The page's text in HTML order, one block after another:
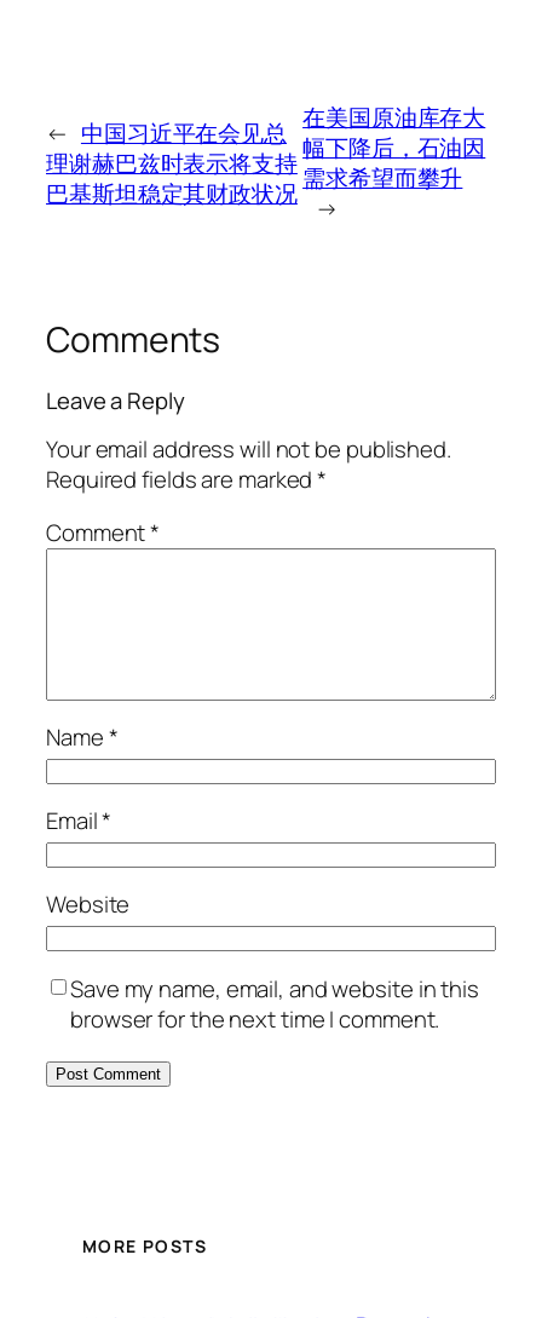
← 中国习近平在会见总
理谢赫巴兹时表示将支持
巴基斯坦稳定其财政状况
在美国原油库存大
幅下降后，石油因
需求希望而攀升
→
Comments
Leave a Reply
Your email address will not be published.
Required fields are marked*
Comment*
Name*
Email*
Website
Save my name, email, and website in this
browser for the next time I comment.
MORE POSTS